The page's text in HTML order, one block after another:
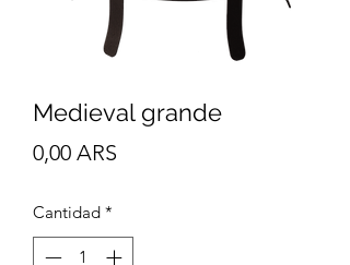
Medieval grande
0,00 ARS
Cantidad *